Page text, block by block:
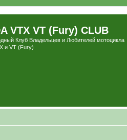
VTX VT (Fury) CLUB
Клуб Владельцев и Любителей мотоцикла
и VT (Fury)